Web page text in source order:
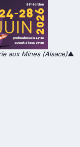
aux Mines (Alsace)▲